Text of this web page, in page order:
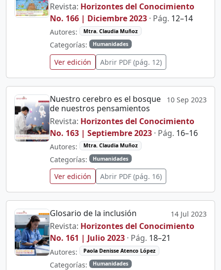
Revista: Horizontes del Conocimiento
No. 166 | Diciembre 2023 · Pág. 12–14
Autores: Mtra. Claudia Muñoz
Categorías: Humanidades
Ver edición Abrir PDF (pág. 12)
Nuestro cerebro es el bosque
de nuestros pensamientos
10 Sep 2023
Revista: Horizontes del Conocimiento
No. 163 | Septiembre 2023 · Pág. 16–16
Autores: Mtra. Claudia Muñoz
Categorías: Humanidades
Ver edición Abrir PDF (pág. 16)
Glosario de la inclusión 14 Jul 2023
Revista: Horizontes del Conocimiento
No. 161 | Julio 2023 · Pág. 18–21
Autores: Paola Denisse Atenco López
Categorías: Humanidades